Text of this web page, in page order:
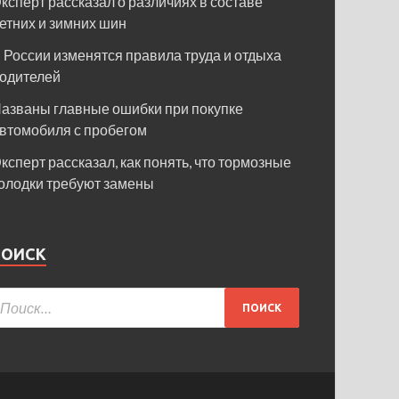
и зимних шин
России изменятся правила труда и отдыха
главные ошибки при покупке
с пробегом
рассказал, как понять, что тормозные
требуют замены